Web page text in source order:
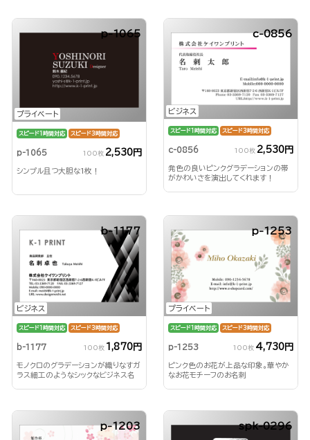
プライベート
p-1065
スピード1時間対応 スピード3時間対応
p-1065 100枚 2,530円
シンプル且つ大胆な1枚！
ビジネス
c-0856
スピード1時間対応 スピード3時間対応
c-0856 100枚 2,530円
発色の良いピンクグラデーションの帯
がかわいさを演出してくれます！
ビジネス
b-1177
スピード1時間対応 スピード3時間対応
b-1177 100枚 1,870円
モノクロのグラデーションが織りなすガ
ラス細工のようなシックなビジネス名
プライベート
p-1253
スピード1時間対応 スピード3時間対応
p-1253 100枚 4,730円
ピンク色のお花が上品な印象。華やか
なお花モチーフのお名刺
p-1203 spk-0296